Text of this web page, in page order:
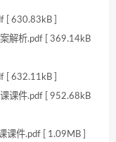
]
析.pdf [ 369.14kB
]
件.pdf [ 952.68kB
件.pdf [ 1.09MB ]